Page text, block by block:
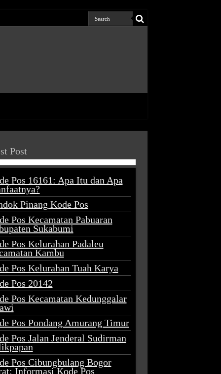
Post
Pos 16161: Apa Itu dan Apa
Pinang Kode Pos
Pos Kecamatan Pabuaran
Sukabumi
Pos Kelurahan Padaleu
Kambu
Pos Kelurahan Tuah Karya
Pos 20142
Pos Kecamatan Kedunggalar
Pos Pondang Amurang Timur
Pos Jalan Jenderal Sudirman
Pos Cibungbulang Bogor
Informasi Kode Pos